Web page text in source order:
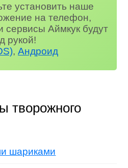
установить наше
на телефон,
сервисы Аймкук будут
рукой!
,Андроид
творожного
шариками